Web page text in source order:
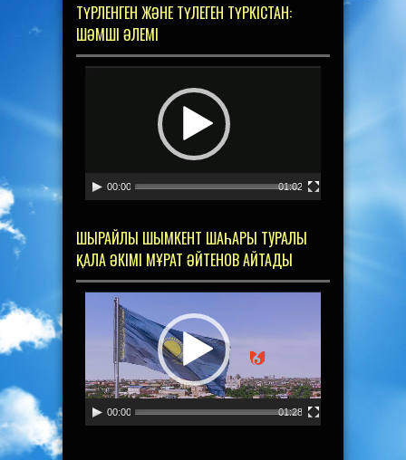
ТҮРЛЕНГЕН ЖӘНЕ ТҮЛЕГЕН ТҮРКІСТАН:
ШӘМШІ ӘЛЕМІ
00:00 01:02
ШЫРАЙЛЫ ШЫМКЕНТ ШАҺАРЫ ТУРАЛЫ
ҚАЛА ӘКІМІ МҰРАТ ӘЙТЕНОВ АЙТАДЫ
Видеоплеер
00:00 01:28